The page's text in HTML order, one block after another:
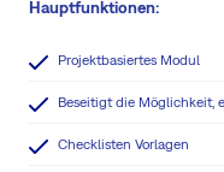
Hauptfunktionen:
Projektbasiertes Modul
Beseitigt die Möglichkeit,
Checklisten Vorlagen